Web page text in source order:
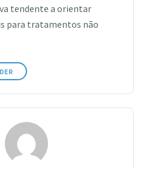
tendente a orientar
para tratamentos não